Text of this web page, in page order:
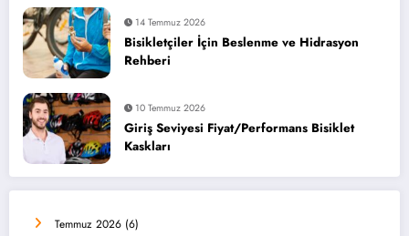
14 Temmuz 2026
Bisikletçiler İçin Beslenme ve Hidrasyon
Rehberi
10 Temmuz 2026
Giriş Seviyesi Fiyat/Performans Bisiklet
Kaskları
Temmuz 2026 (6)